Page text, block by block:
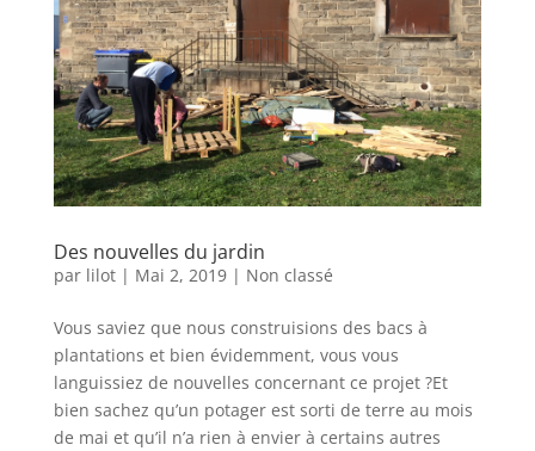
Des nouvelles du jardin
par lilot| Mai 2, 2019| Non classé
Vous saviez que nous construisions des bacs à
plantations et bien évidemment, vous vous
languissiez de nouvelles concernant ce projet ?Et
bien sachez qu’un potager est sorti de terre au mois
de mai et qu’il n’a rien à envier à certains autres